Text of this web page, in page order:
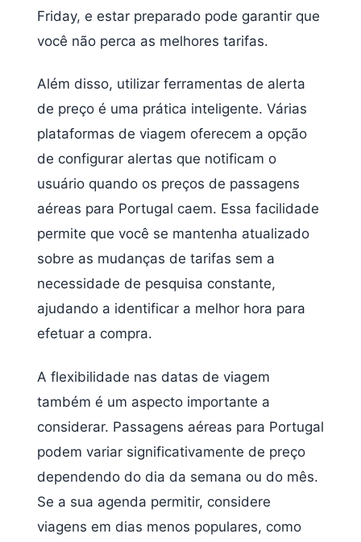
Friday, e estar preparado pode garantir que
você não perca as melhores tarifas.
Além disso, utilizar ferramentas de alerta
de preço é uma prática inteligente. Várias
plataformas de viagem oferecem a opção
de configurar alertas que notificam o
usuário quando os preços de passagens
aéreas para Portugal caem. Essa facilidade
permite que você se mantenha atualizado
sobre as mudanças de tarifas sem a
necessidade de pesquisa constante,
ajudando a identificar a melhor hora para
efetuar a compra.
A flexibilidade nas datas de viagem
também é um aspecto importante a
considerar. Passagens aéreas para Portugal
podem variar significativamente de preço
dependendo do dia da semana ou do mês.
Se a sua agenda permitir, considere
viagens em dias menos populares, como